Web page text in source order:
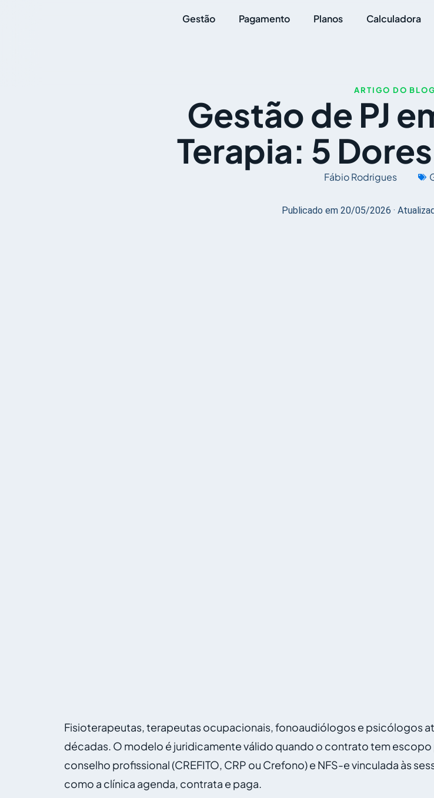
Gestão Pagamento Planos Calculadora
ARTIGO DO BLOG
Gestão de PJ
Terapia: 5
Fábio Rodrigues
Publicado em 20/05/2026 ·
Fisioterapeutas, terapeutas ocupacionais, fonoaudiólogos e psicólogos
décadas. O modelo é juridicamente válido quando o contrato tem
conselho profissional (CREFITO, CRP ou Crefono) e NFS-e vinculada às
como a clínica agenda, contrata e paga.